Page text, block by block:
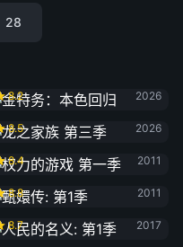
28
8.2
2026
龙之家族 第三季
8.5
2026
权力的游戏 第一季
8.4
2011
甄嬛传: 第1季
8.8
2011
人民的名义: 第1季
8.7
2017